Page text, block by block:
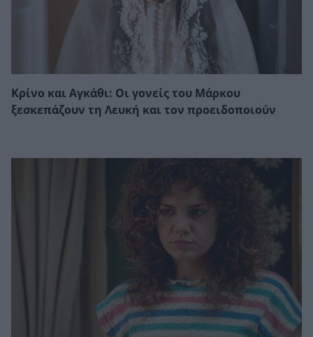
Κρίνο και Αγκάθι: Οι γονείς του Μάρκου
ξεσκεπάζουν τη Λευκή και τον προειδοποιούν